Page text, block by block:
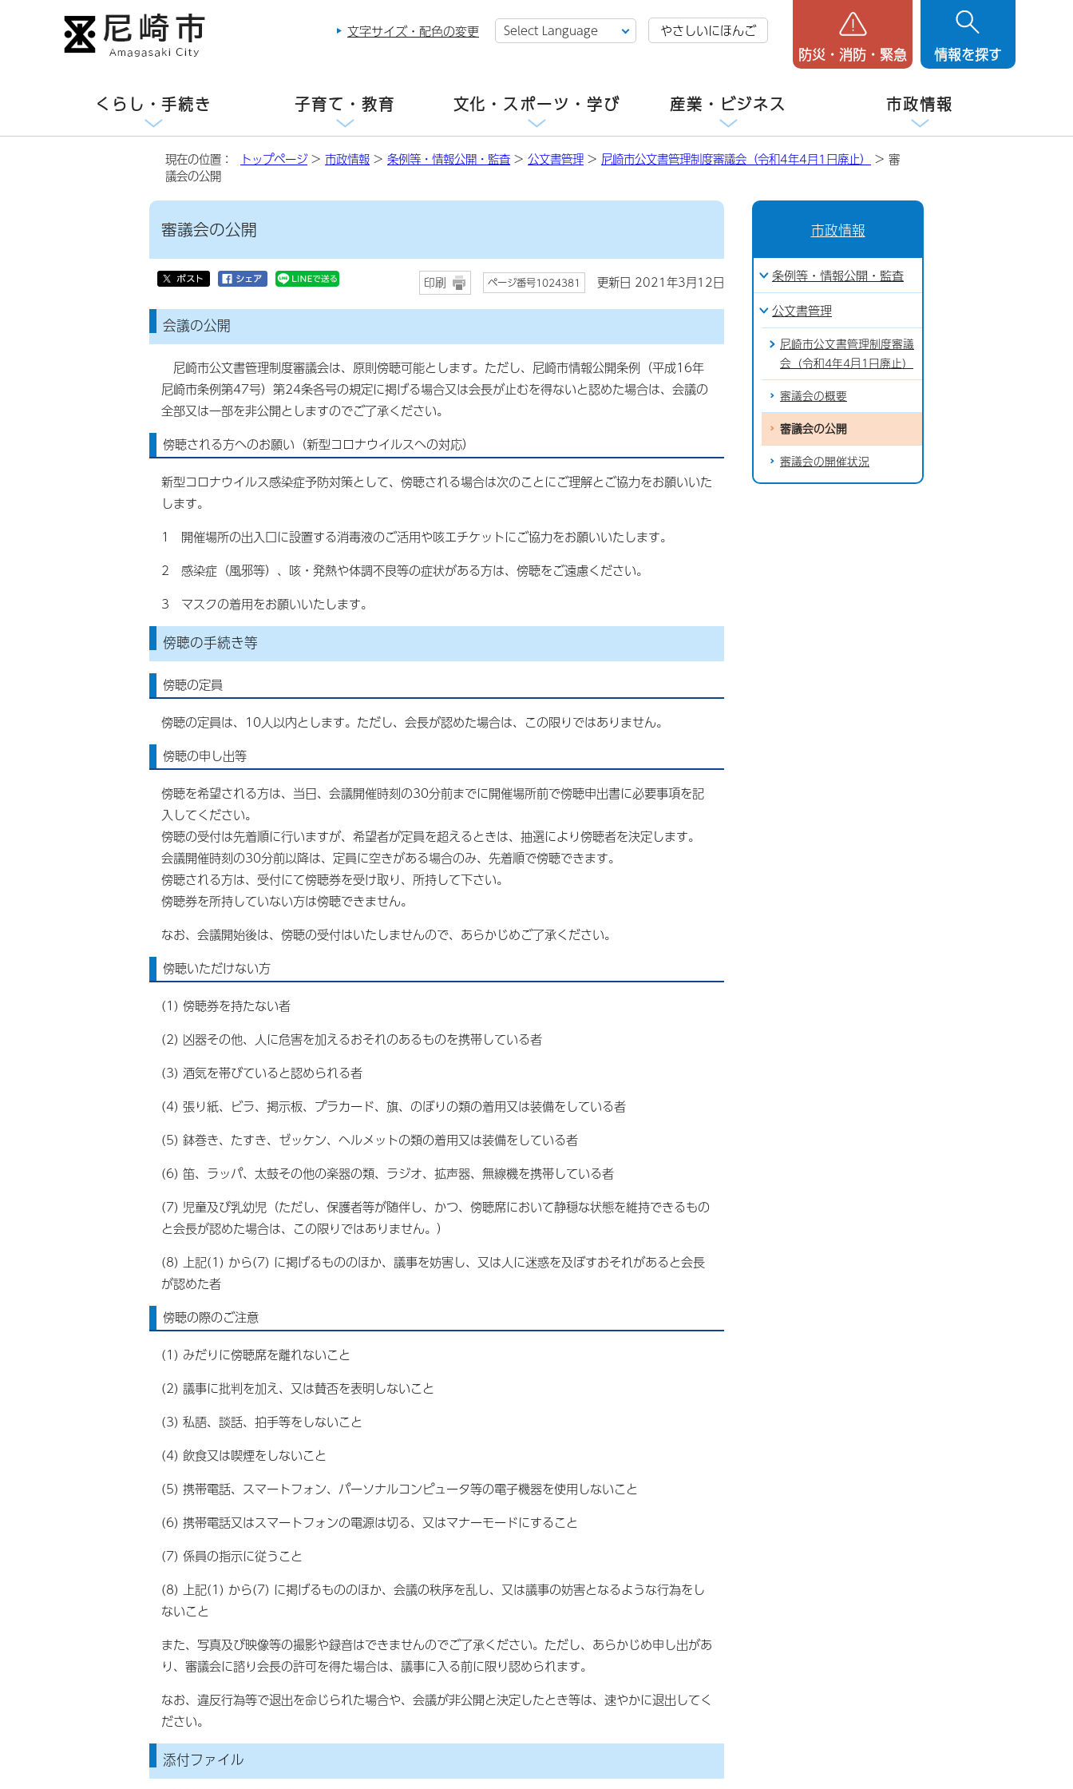
文字サイズ・配色の変更 やさしいにほんご
防災・消防・緊急 情報を探す
くらし・手続き 子育て・教育 文化・スポーツ・学び 産業・ビジネス 市政情報
現在の位置： トップページ> 市政情報 > 条例等・情報公開・監査 > 公文書管理 > 尼崎市公文書管理制度審議会（令和4年4月1日廃止）
> 審
議会の公開
審議会の公開
印刷 ページ番号1024381 更新日 2021年3月12日
会議の公開
尼崎市公文書管理制度審議会は、原則傍聴可能とします。ただし、尼崎市情報公開条例（平成16年
尼崎市条例第47号）第24条各号の規定に掲げる場合又は会長が止むを得ないと認めた場合は、会議の
全部又は一部を非公開としますのでご了承ください。
傍聴される方へのお願い（新型コロナウイルスへの対応）
新型コロナウイルス感染症予防対策として、傍聴される場合は次のことにご理解とご協力をお願いいた
します。
1 開催場所の出入口に設置する消毒液のご活用や咳エチケットにご協力をお願いいたします。
2 感染症（風邪等）、咳・発熱や体調不良等の症状がある方は、傍聴をご遠慮ください。
3 マスクの着用をお願いいたします。
傍聴の手続き等
傍聴の定員
傍聴の定員は、10人以内とします。ただし、会長が認めた場合は、この限りではありません。
傍聴の申し出等
傍聴を希望される方は、当日、会議開催時刻の30分前までに開催場所前で傍聴申出書に必要事項を記
入してください。
傍聴の受付は先着順に行いますが、希望者が定員を超えるときは、抽選により傍聴者を決定します。
会議開催時刻の30分前以降は、定員に空きがある場合のみ、先着順で傍聴できます。
傍聴される方は、受付にて傍聴券を受け取り、所持して下さい。
傍聴券を所持していない方は傍聴できません。
なお、会議開始後は、傍聴の受付はいたしませんので、あらかじめご了承ください。
傍聴いただけない方
(1) 傍聴券を持たない者
(2) 凶器その他、人に危害を加えるおそれのあるものを携帯している者
(3) 酒気を帯びていると認められる者
(4) 張り紙、ビラ、掲示板、プラカード、旗、のぼりの類の着用又は装備をしている者
(5) 鉢巻き、たすき、ゼッケン、ヘルメットの類の着用又は装備をしている者
(6) 笛、ラッパ、太鼓その他の楽器の類、ラジオ、拡声器、無線機を携帯している者
(7) 児童及び乳幼児（ただし、保護者等が随伴し、かつ、傍聴席において静穏な状態を維持できるもの
と会長が認めた場合は、この限りではありません。）
(8) 上記(1) から(7) に掲げるもののほか、議事を妨害し、又は人に迷惑を及ぼすおそれがあると会長
が認めた者
傍聴の際のご注意
(1) みだりに傍聴席を離れないこと
(2) 議事に批判を加え、又は賛否を表明しないこと
(3) 私語、談話、拍手等をしないこと
(4) 飲食又は喫煙をしないこと
(5) 携帯電話、スマートフォン、パーソナルコンピュータ等の電子機器を使用しないこと
(6) 携帯電話又はスマートフォンの電源は切る、又はマナーモードにすること
(7) 係員の指示に従うこと
(8) 上記(1) から(7) に掲げるもののほか、会議の秩序を乱し、又は議事の妨害となるような行為をし
ないこと
また、写真及び映像等の撮影や録音はできませんのでご了承ください。ただし、あらかじめ申し出があ
り、審議会に諮り会長の許可を得た場合は、議事に入る前に限り認められます。
なお、違反行為等で退出を命じられた場合や、会議が非公開と決定したとき等は、速やかに退出してく
ださい。
添付ファイル
市政情報
条例等・情報公開・監査
公文書管理
尼崎市公文書管理制度審議
会（令和4年4月1日廃止）
審議会の概要
審議会の公開
審議会の開催状況